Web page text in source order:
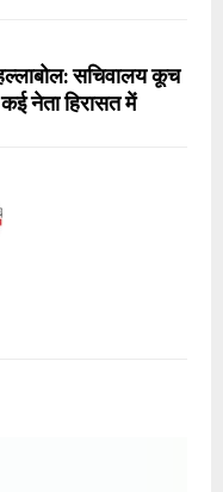
सचिवालय कूच
नेता हिरासत में